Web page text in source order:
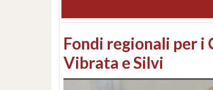
Montesilvano,
lungomare:
abusiva